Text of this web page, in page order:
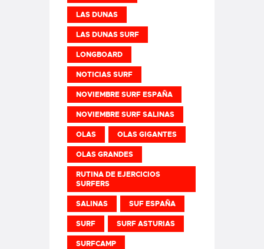
LAS DUNAS
LAS DUNAS SURF
LONGBOARD
NOTICIAS SURF
NOVIEMBRE SURF ESPAÑA
NOVIEMBRE SURF SALINAS
OLAS OLAS GIGANTES
OLAS GRANDES
RUTINA DE EJERCICIOS
SURFERS
SALINAS SUF ESPAÑA
SURF SURF ASTURIAS
SURFCAMP